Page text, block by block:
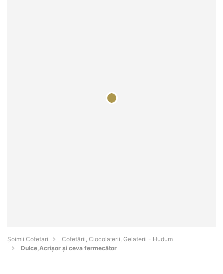
Șoimii Cofetari
Cofetării, Ciocolaterii, Gelaterii - Hudum
Dulce,Acrișor și ceva fermecător